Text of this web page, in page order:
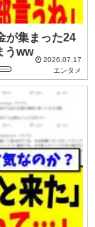
が集まった24
うww
2026.07.17
エンタメ